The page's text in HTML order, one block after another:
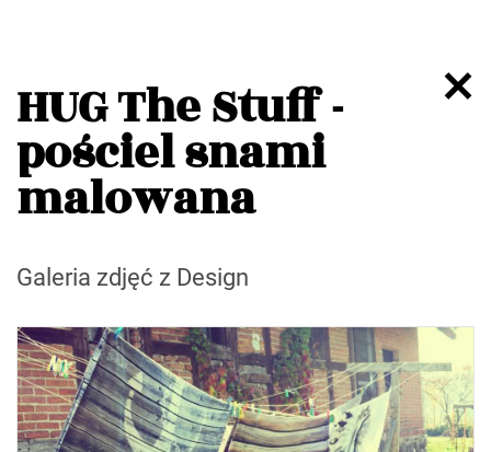
HUG The Stuff -
pościel snami
malowana
Galeria zdjęć z Design